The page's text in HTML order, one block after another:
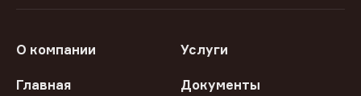
О компании Услуги
Главная Документы